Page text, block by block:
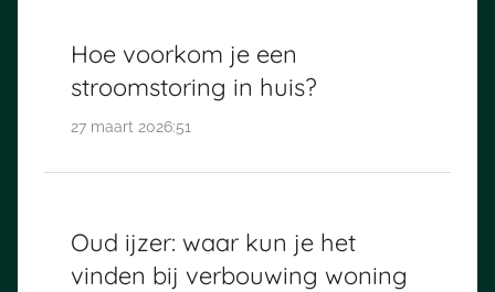
Hoe voorkom je een
stroomstoring in huis?
27 maart 2026:51
Oud ijzer: waar kun je het
vinden bij verbouwing woning